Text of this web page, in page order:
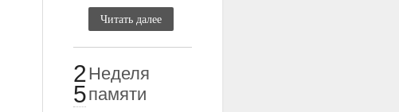
Читать далее
2
5
Неделя
памяти